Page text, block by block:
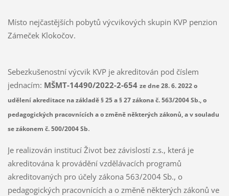
Místo nejčastějších pobytů výcvikových skupin KVP penzion
Zámeček Klokočov.
Sebezkušenostní výcvik KVP je akreditován pod číslem
jednacím: MŠMT-14490/2022-2-654 ze dne 28. 6. 2022 o
udělení akreditace na základě § 25 a § 27 zákona č. 563/2004 Sb., o
pedagogických pracovnících a o změně některých zákonů, a v souladu
se zákonem č. 500/2004 Sb.
Je realizován institucí Život bez závislostí z.s., která je
akreditována k provádění vzdělávacích programů
akreditovaných pro účely zákona 563/2004 Sb., o
pedagogických pracovnících a o změně některých zákonů ve